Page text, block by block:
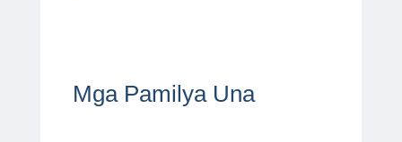
Mga Pamilya Una